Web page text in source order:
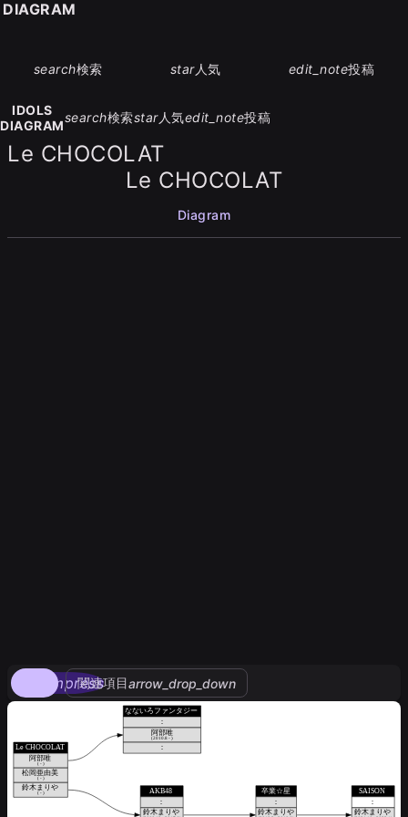
search検索 star人気 edit_note投稿
IDOLS
DIAGRAM
search検索star人気edit_note投稿
Le CHOCOLAT
Le CHOCOLAT
Diagram
compress
関連項目arrow_drop_down